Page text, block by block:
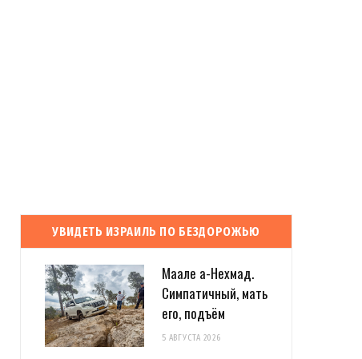
УВИДЕТЬ ИЗРАИЛЬ ПО БЕЗДОРОЖЬЮ
Маале а-Нехмад.
Симпатичный, мать
его, подъём
5 АВГУСТА 2026